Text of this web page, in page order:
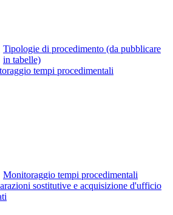
Tipologie di procedimento (da pubblicare
in tabelle)
tempi procedimentali
Monitoraggio tempi procedimentali
sostitutive e acquisizione d'ufficio